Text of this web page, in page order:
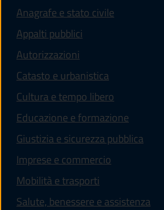
Anagrafe e stato civile
Appalti pubblici
Autorizzazioni
Catasto e urbanistica
Cultura e tempo libero
Educazione e formazione
Giustizia e sicurezza pubblica
Imprese e commercio
Mobilità e trasporti
Salute, benessere e assistenza